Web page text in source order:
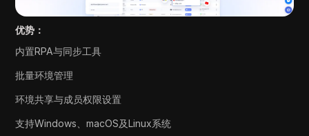
优势：
内置RPA与同步工具
批量环境管理
环境共享与成员权限设置
支持Windows、macOS及Linux系统